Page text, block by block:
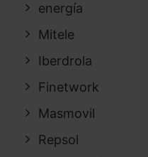
energía
Mitele
Iberdrola
Finetwork
Masmovil
Repsol